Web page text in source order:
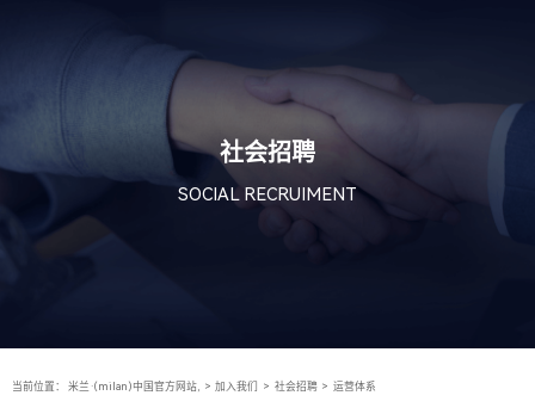
社会招聘
SOCIAL RECRUIMENT
当前位置： 米兰·(milan)中国官方网站, > 加入我们 > 社会招聘 > 运营体系